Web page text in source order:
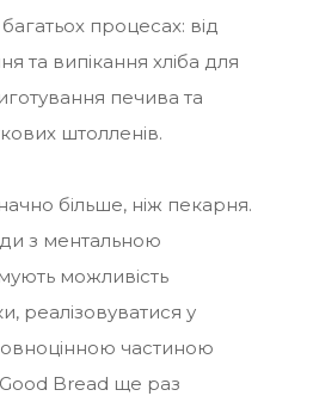
процесах: від
та випікання хліба для
печива та
штолленів.
більше, ніж пекарня.
з ментальною
можливість
реалізовуватися у
частиною
Good Bread ще раз